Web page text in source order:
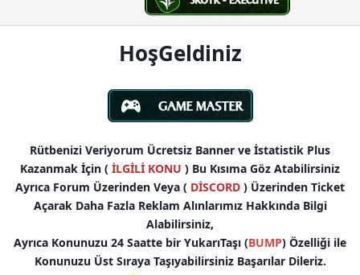
HoşGeldiniz
Rütbenizi Veriyorum Ücretsiz Banner ve İstatistik Plus
Kazanmak İçin ( İLGİLİ KONU ) Bu Kısıma Göz Atabilirsiniz
Ayrıca Forum Üzerinden Veya ( DİSCORD ) Üzerinden Ticket
Açarak Daha Fazla Reklam Alınlarımız Hakkında Bilgi
Alabilirsiniz,
Ayrıca Konunuzu 24 Saatte bir YukarıTaşı (BUMP) Özelliği ile
Konunuzu Üst Sıraya Taşıyabilirsiniz Başarılar Dileriz.